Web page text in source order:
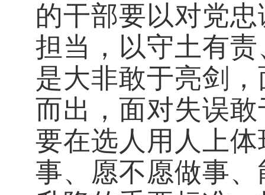
的干部要以对党
担当，以守土有
是大非敢于亮剑
而出，面对失误
要在选人用人上
事、愿不愿做事